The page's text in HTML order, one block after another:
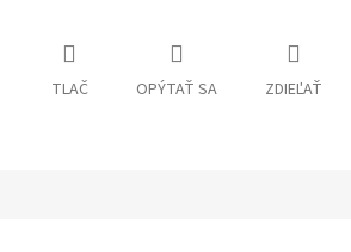
TLAČ OPÝTAŤ SA ZDIEĽAŤ